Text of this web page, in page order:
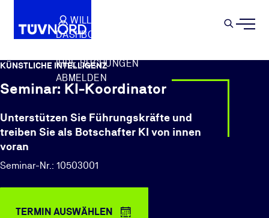
Springe zum Hauptinhalt
WILLKOMMEN
DASHBOARD
IHRE BUCHUNGEN
ABMELDEN
KÜNSTLICHE INTELLIGENZ
Seminar: KI-Koordinator
Unterstützen Sie Führungskräfte und
treiben Sie als Botschafter KI von innen
voran
Seminar-Nr.: 10503001
TERMIN AUSWÄHLEN